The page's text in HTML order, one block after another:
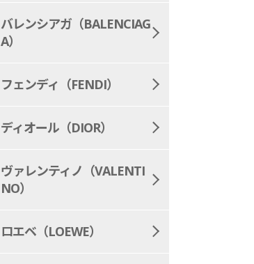
バレンシアガ（BALENCIAG
A）
フェンディ（FENDI）
ディオール（DIOR）
ヴァレンティノ（VALENTI
NO）
ロエベ（LOEWE）